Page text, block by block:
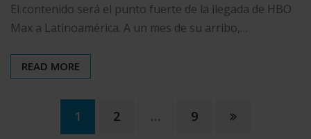
El contenido será el punto fuerte de la llegada de HBO
Max a Latinoamérica. A un mes de su arribo,…
READ MORE
Paginación
1 2 … 9